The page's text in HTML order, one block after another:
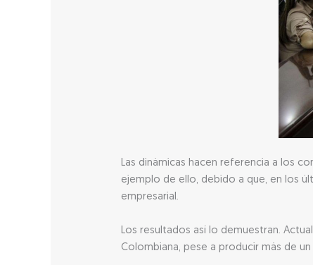
Las dinámicas hacen referencia a los
ejemplo de ello, debido a que, en los
empresarial.
Los resultados así lo demuestran.
Colombiana, pese a producir más de